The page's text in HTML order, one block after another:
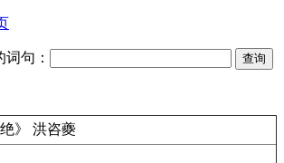
句：
绝》 洪咨夔